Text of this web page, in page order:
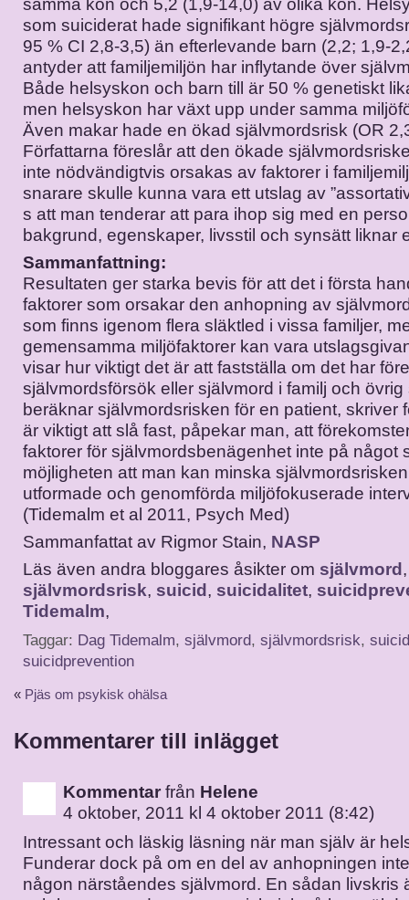
samma kön och 5,2 (1,9-14,0) av olika kön.
som suiciderat hade signifikant högre
95 % CI 2,8-3,5) än efterlevande barn (2,2; 1,9-
antyder att familjemiljön har inflytande över
Både helsyskon och barn till är 50 % genetiskt
men helsyskon har växt upp under samma
Även makar hade en ökad självmordsrisk (OR
Författarna föreslår att den ökade
inte nödvändigtvis orsakas av faktorer i
snarare skulle kunna vara ett utslag av
s att man tenderar att para ihop sig med en
bakgrund, egenskaper, livsstil och synsätt liknar
Sammanfattning:
Resultaten ger starka bevis för att det i första
faktorer som orsakar den anhopning av
som finns igenom flera släktled i vissa familjer,
gemensamma miljöfaktorer kan vara
visar hur viktigt det är att fastställa om det har
självmordsförsök eller självmord i familj och
beräknar självmordsrisken för en patient, skriver
är viktigt att slå fast, påpekar man, att
faktorer för självmordsbenägenhet inte på något
möjligheten att man kan minska
utformade och genomförda miljöfokuserade
(Tidemalm et al 2011, Psych Med)
Sammanfattat av Rigmor Stain, NASP
Läs även andra bloggares åsikter om självmord ,
självmordsrisk, suicid , suicidalitet,
Tidemalm,
Taggar: Dag Tidemalm, självmord, självmordsrisk, suicid
suicidprevention
« Pjäs om psykisk ohälsa
Kommentarer till inlägget
Kommentar från Helene
4 oktober, 2011 kl 4 oktober 2011 (8:42)
Intressant och läskig läsning när man själv är
Funderar dock på om en del av anhopningen
någon närståendes självmord. En sådan livskris